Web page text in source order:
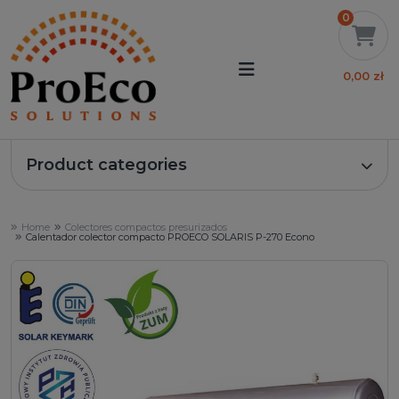
0
0,00 zł
Product categories
Home Colectores compactos presurizados
Calentador colector compacto PROECO SOLARIS P-270 Econo